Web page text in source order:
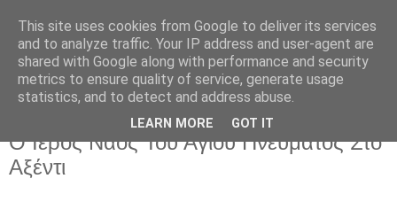
Κυριακή 31 Μαΐου 2026
Ο Ιερός Ναός Του Αγίου Πνεύματος Στο
Αξέντι
This site uses cookies from Google to deliver its services
and to analyze traffic. Your IP address and user-agent are
shared with Google along with performance and security
metrics to ensure quality of service, generate usage
statistics, and to detect and address abuse.
LEARN MORE GOT IT